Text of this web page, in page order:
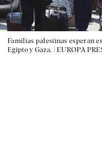
Familias palestinas esperan
Egipto y Gaza. |EUROPA